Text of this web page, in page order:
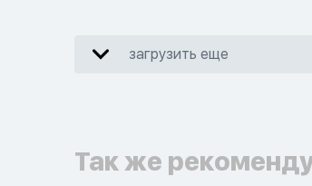
загрузить еще
Так же